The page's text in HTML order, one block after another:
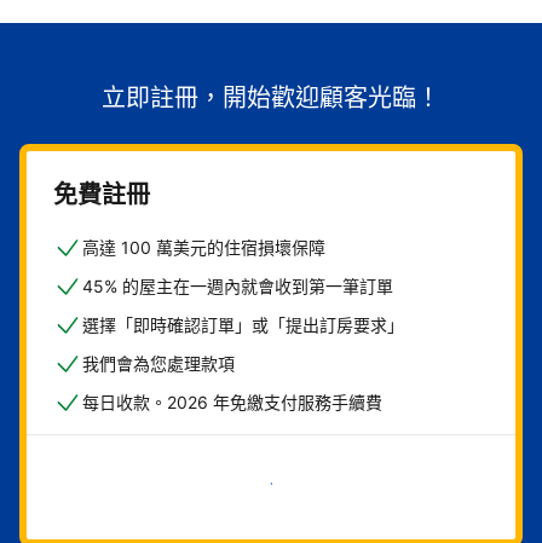
立即註冊，開始歡迎顧客光臨！
免費註冊
高達 100 萬美元的住宿損壞保障
45% 的屋主在一週內就會收到第一筆訂單
選擇「即時確認訂單」或「提出訂房要求」
我們會為您處理款項
每日收款。2026 年免繳支付服務手續費
現在就開始